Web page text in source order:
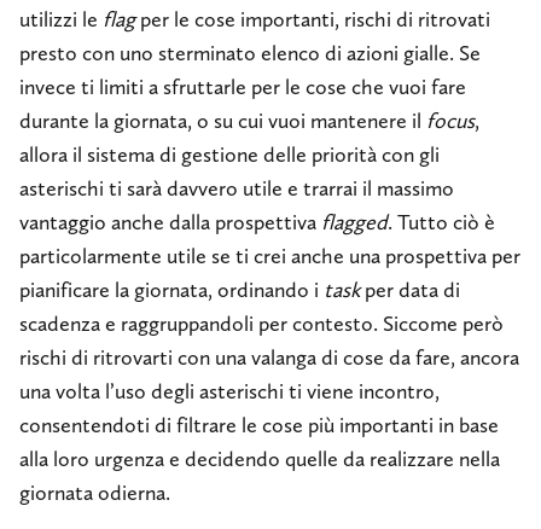
utilizzi le flagper le cose importanti, rischi di ritrovati
presto con uno sterminato elenco di azioni gialle. Se
invece ti limiti a sfruttarle per le cose che vuoi fare
durante la giornata, o su cui vuoi mantenere il focus,
allora il sistema di gestione delle priorità con gli
asterischi ti sarà davvero utile e trarrai il massimo
vantaggio anche dalla prospettiva flagged. Tutto ciò è
particolarmente utile se ti crei anche una prospettiva per
pianificare la giornata, ordinando i taskper data di
scadenza e raggruppandoli per contesto. Siccome però
rischi di ritrovarti con una valanga di cose da fare, ancora
una volta l’uso degli asterischi ti viene incontro,
consentendoti di filtrare le cose più importanti in base
alla loro urgenza e decidendo quelle da realizzare nella
giornata odierna.